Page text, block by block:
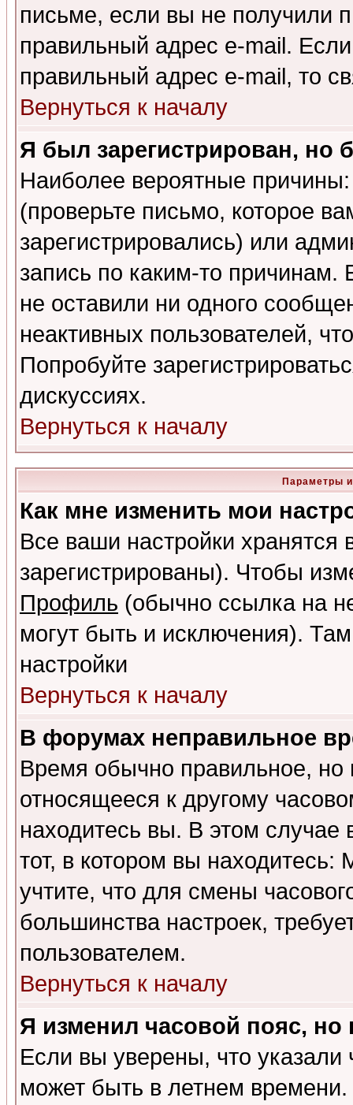
письме, если вы не получили
правильный адрес e-mail.
правильный адрес e-mail, то
Вернуться к началу
Я был зарегистрирован, но
Наиболее вероятные
(проверьте письмо, которое
зарегистрировались) или
запись по каким-то
не оставили ни одного
неактивных пользователей,
Попробуйте
дискуссиях.
Вернуться к началу
Параметры
Как мне изменить мои
Все ваши настройки
зарегистрированы). Чтобы
Профиль (обычно ссылка на
могут быть и исключения).
настройки
Вернуться к началу
В форумах неправильное
Время обычно правильное,
относящееся к другому
находитесь вы. В этом
тот, в котором вы
учтите, что для смены
большинства настроек,
пользователем.
Вернуться к началу
Я изменил часовой пояс,
Если вы уверены, что указали
может быть в летнем